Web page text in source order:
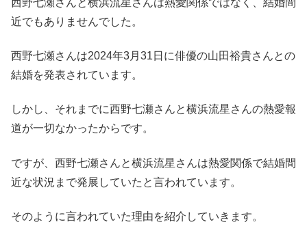
近でもありませんでした。
西野七瀬さんは2024年3月31日に俳優の山田裕貴さんとの
結婚を発表されています。
しかし、それまでに西野七瀬さんと横浜流星さんの熱愛報
道が一切なかったからです。
ですが、西野七瀬さんと横浜流星さんは熱愛関係で結婚間
近な状況まで発展していたと言われています。
そのように言われていた理由を紹介していきます。